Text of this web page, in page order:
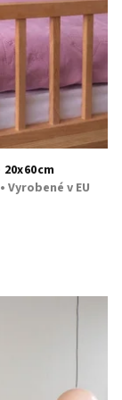
v EU
produktu